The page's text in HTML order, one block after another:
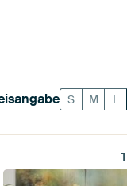
S M L
1